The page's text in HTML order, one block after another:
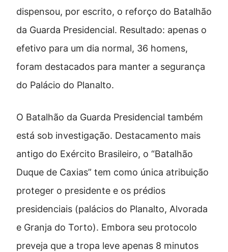
dispensou, por escrito, o reforço do Batalhão
da Guarda Presidencial. Resultado: apenas o
efetivo para um dia normal, 36 homens,
foram destacados para manter a segurança
do Palácio do Planalto.
O Batalhão da Guarda Presidencial também
está sob investigação. Destacamento mais
antigo do Exército Brasileiro, o “Batalhão
Duque de Caxias” tem como única atribuição
proteger o presidente e os prédios
presidenciais (palácios do Planalto, Alvorada
e Granja do Torto). Embora seu protocolo
preveja que a tropa leve apenas 8 minutos